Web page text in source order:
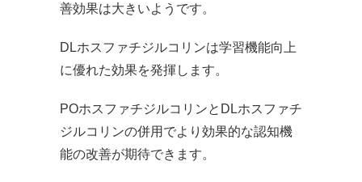
善効果は大きいようです。
DLホスファチジルコリンは学習機能向上
に優れた効果を発揮します。
POホスファチジルコリンとDLホスファチ
ジルコリンの併用でより効果的な認知機
能の改善が期待できます。